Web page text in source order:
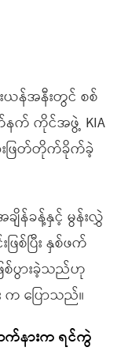
းယန်အနီးတွင် စစ်
က် ကိုင်အဖွဲ့ KIA
းဖြတ်တိုက်ခိုက်ခဲ့
ျိန်ခန့်နှင့် မွန်းလွှဲ
စ်ပြီး နှစ်ဖက်
ြစ်ပွားခဲ့သည်ဟု
က ပြောသည်။
က်နားက ရင်ကွဲ